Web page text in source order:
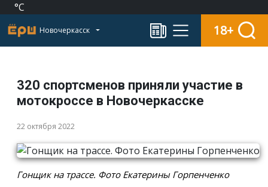
°C
Новочеркасск 18+
320 спортсменов приняли участие в
мотокроссе в Новочеркасске
22 октября 2022
Гонщик на трассе. Фото Екатерины Горпенченко